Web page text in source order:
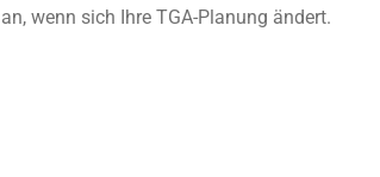
an, wenn sich Ihre TGA-Planung ändert.